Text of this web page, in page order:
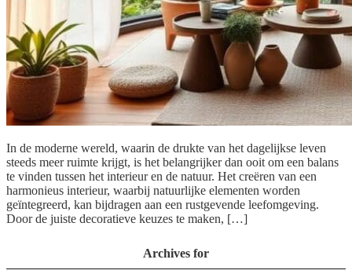
In de moderne wereld, waarin de drukte van het dagelijkse leven
steeds meer ruimte krijgt, is het belangrijker dan ooit om een balans
te vinden tussen het interieur en de natuur. Het creëren van een
harmonieus interieur, waarbij natuurlijke elementen worden
geïntegreerd, kan bijdragen aan een rustgevende leefomgeving.
Door de juiste decoratieve keuzes te maken, […]
Archives for